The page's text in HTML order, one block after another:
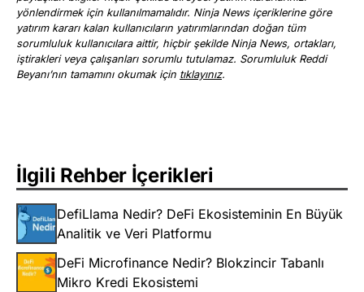
yönlendirmek için kullanılmamalıdır. Ninja News içeriklerine göre
yatırım kararı kalan kullanıcıların yatırımlarından doğan tüm
sorumluluk kullanıcılara aittir, hiçbir şekilde Ninja News, ortakları,
iştirakleri veya çalışanları sorumlu tutulamaz. Sorumluluk Reddi
Beyanı’nın tamamını okumak için tıklayınız.
İlgili Rehber İçerikleri
DefiLlama Nedir? DeFi Ekosisteminin En Büyük
Analitik ve Veri Platformu
DeFi Microfinance Nedir? Blokzincir Tabanlı
Mikro Kredi Ekosistemi